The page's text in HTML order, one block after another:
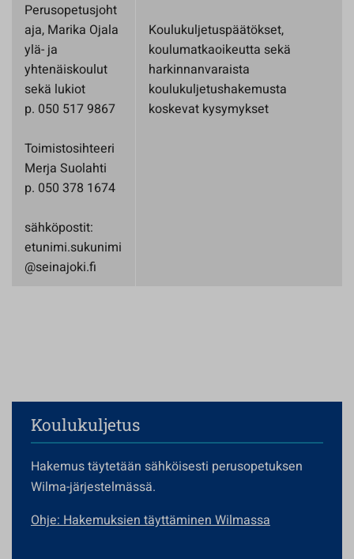
Perusopetusjoht
aja, Marika Ojala
ylä- ja
yhtenäiskoulut
sekä lukiot
p. 050 517 9867
Toimistosihteeri
Merja Suolahti
p. 050 378 1674
sähköpostit:
etunimi.sukunimi
@seinajoki.fi
Koulukuljetuspäätökset,
koulumatkaoikeutta sekä
harkinnanvaraista
koulukuljetushakemusta
koskevat kysymykset
Koulukuljetus
Hakemus täytetään sähköisesti perusopetuksen
Wilma-järjestelmässä.
Ohje: Hakemuksien täyttäminen Wilmassa